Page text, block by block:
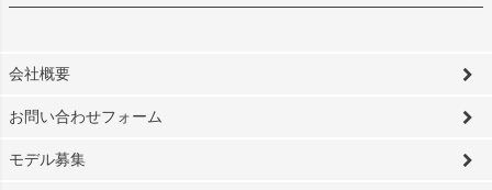
会社概要
お問い合わせフォーム
モデル募集